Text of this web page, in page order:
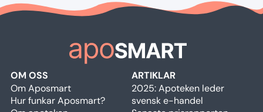
OM OSS
Om Aposmart
Hur funkar Aposmart?
ARTIKLAR
2025: Apoteken leder
svensk e-handel